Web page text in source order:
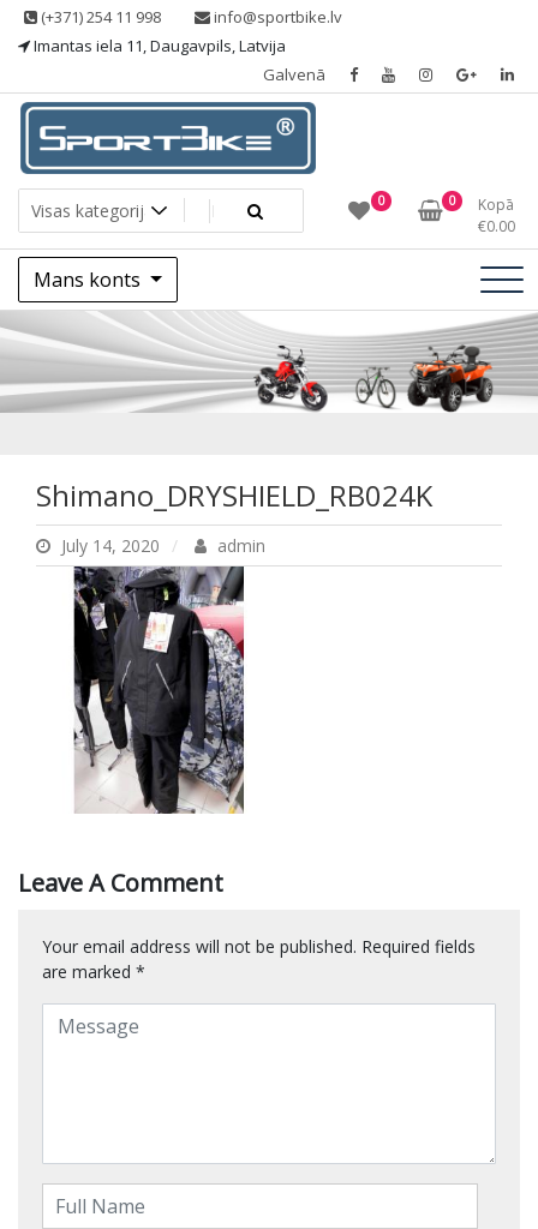
Skip (+371) 254 11 998
info@sportbike.lv
Imantas iela 11, Daugavpils, Latvija
Galvenā
Sportbike
Sporting goods 0 0
Kopā
€0.00
Mans konts
Shimano_DRYSHIELD_RB024K
July 14, 2020 admin
Leave A Comment
Your email address will not be published. Required fields
are marked *